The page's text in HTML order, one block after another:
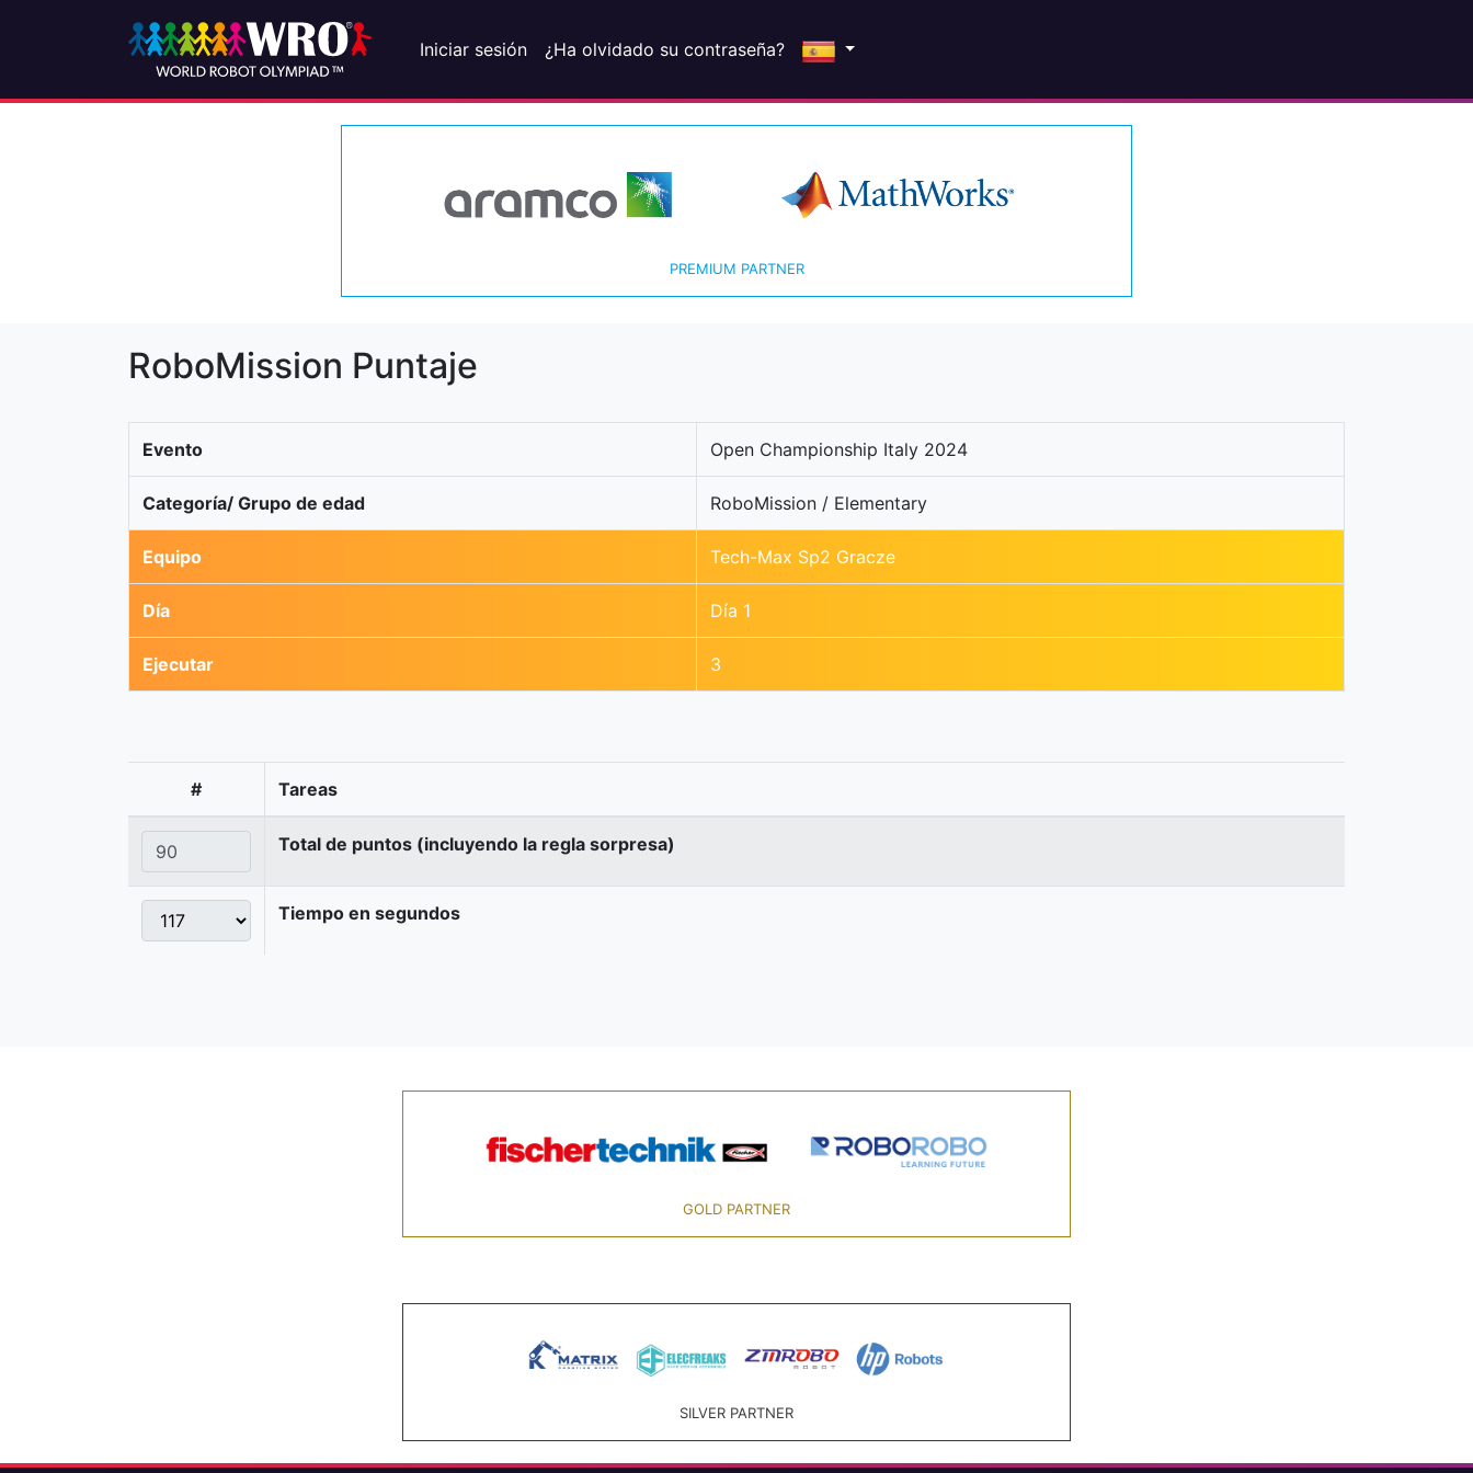
Iniciar sesión ¿Ha olvidado su contraseña?
PREMIUM PARTNER
RoboMission Puntaje
Evento Open Championship Italy 2024
Categoría/ Grupo de edad RoboMission / Elementary
Equipo Tech-Max Sp2 Gracze
Día Día 1
Ejecutar 3
# Tareas
Total de puntos (incluyendo la regla sorpresa)
Tiempo en segundos
GOLD PARTNER
SILVER PARTNER